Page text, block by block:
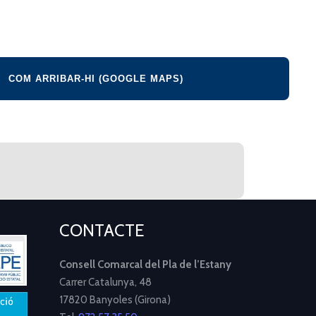
COM ARRIBAR-HI (GOOGLE MAPS)
CONTACTE
Consell Comarcal del Pla de l’Estany
Carrer Catalunya, 48
17820 Banyoles (Girona)